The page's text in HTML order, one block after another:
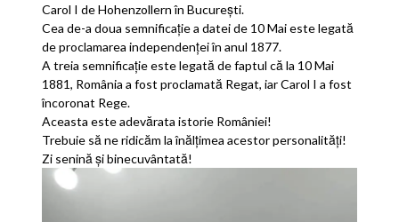
Carol I de Hohenzollern în București.
Cea de-a doua semnificație a datei de 10 Mai este legată
de proclamarea independenței în anul 1877.
A treia semnificație este legată de faptul că la 10 Mai
1881, România a fost proclamată Regat, iar Carol I a fost
încoronat Rege.
Aceasta este adevărata istorie României!
Trebuie să ne ridicăm la înălțimea acestor personalități!
Zi senină și binecuvântată!